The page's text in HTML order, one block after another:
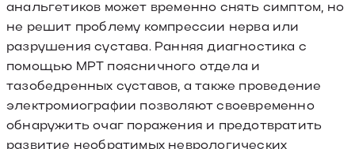
анальгетиков может временно снять симптом, но
не решит проблему компрессии нерва или
разрушения сустава. Ранняя диагностика с
помощью МРТ поясничного отдела и
тазобедренных суставов, а также проведение
электромиографии позволяют своевременно
обнаружить очаг поражения и предотвратить
развитие необратимых неврологических